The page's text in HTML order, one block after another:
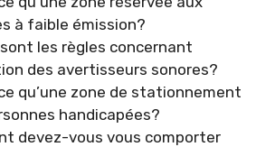
à faible émission?
les règles concernant
des avertisseurs sonores?
qu’une zone de stationnement
handicapées?
devez-vous vous comporter